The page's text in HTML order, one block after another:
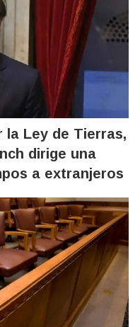
la Ley de Tierras,
dirige una
a extranjeros